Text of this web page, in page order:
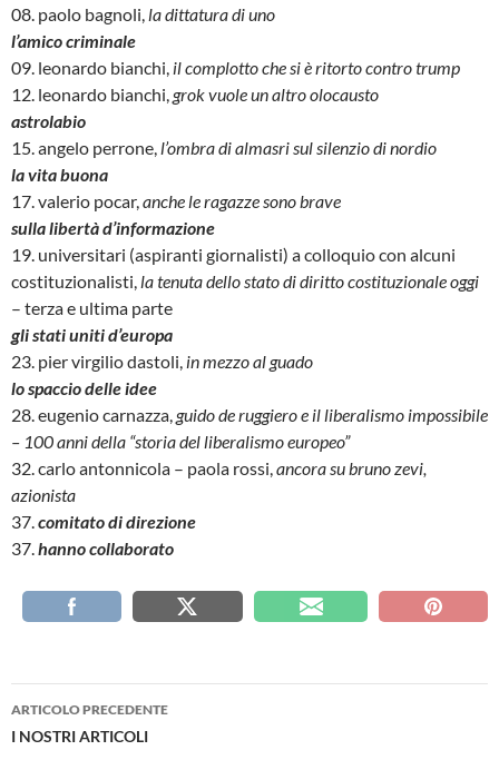
08. paolo bagnoli, la dittatura di uno
l’amico criminale
09. leonardo bianchi, il complotto che si è ritorto contro trump
12. leonardo bianchi, grok vuole un altro olocausto
astrolabio
15. angelo perrone, l’ombra di almasri sul silenzio di nordio
la vita buona
17. valerio pocar,anche le ragazze sono brave
sulla libertà d’informazione
19. universitari (aspiranti giornalisti) a colloquio con alcuni
costituzionalisti, la tenuta dello stato di diritto costituzionale oggi
– terza e ultima parte
gli stati uniti d’europa
23. pier virgilio dastoli, in mezzo al guado
lo spaccio delle idee
28. eugenio carnazza, guido de ruggiero e il liberalismo impossibile
– 100 anni della “storia del liberalismo europeo”
32. carlo antonnicola – paola rossi,ancora su bruno zevi,
azionista
37.comitato di direzione
37.hanno collaborato
Navigazione
articolo
ARTICOLO PRECEDENTE
I NOSTRI ARTICOLI